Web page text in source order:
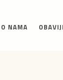
O NAMA